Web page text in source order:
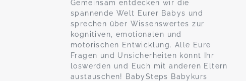
Gemeinsam entdecken wir die
spannende Welt Eurer Babys und
sprechen über Wissenswertes zur
kognitiven, emotionalen und
motorischen Entwicklung. Alle Eure
Fragen und Unsicherheiten könnt Ihr
loswerden und Euch mit anderen Eltern
austauschen! BabySteps Babykurs